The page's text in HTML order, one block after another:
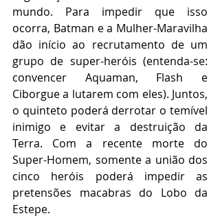
mundo. Para impedir que isso
ocorra, Batman e a Mulher-Maravilha
dão início ao recrutamento de um
grupo de super-heróis (entenda-se:
convencer Aquaman, Flash e
Ciborgue a lutarem com eles). Juntos,
o quinteto poderá derrotar o temível
inimigo e evitar a destruição da
Terra. Com a recente morte do
Super-Homem, somente a união dos
cinco heróis poderá impedir as
pretensões macabras do Lobo da
Estepe.